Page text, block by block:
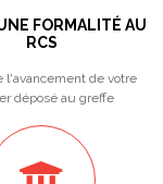
FORMALITÉ AU
RCS
l'avancement de votre
déposé au greffe